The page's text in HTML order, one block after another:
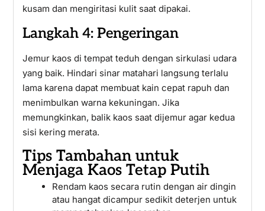
kusam dan mengiritasi kulit saat dipakai.
Langkah 4: Pengeringan
Jemur kaos di tempat teduh dengan sirkulasi udara
yang baik. Hindari sinar matahari langsung terlalu
lama karena dapat membuat kain cepat rapuh dan
menimbulkan warna kekuningan. Jika
memungkinkan, balik kaos saat dijemur agar kedua
sisi kering merata.
Tips Tambahan untuk
Menjaga Kaos Tetap Putih
Rendam kaos secara rutin dengan air dingin
atau hangat dicampur sedikit deterjen untuk